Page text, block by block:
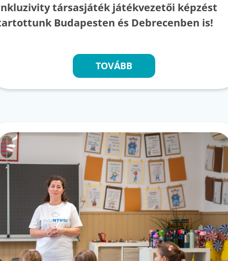
társasjáték játékvezetői képzést
Budapesten és Debrecenben is!
TOVÁBB